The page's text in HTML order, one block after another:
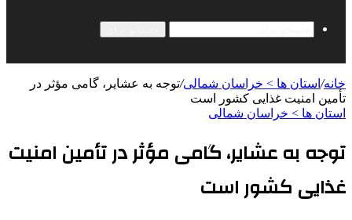
خانه/ استان ها > خراسان شمالی/توجه به عشایر، گامی مؤثر در
تأمین امنیت غذایی کشور است
استان ها > خراسان شمالی
توجه به عشایر، گامی مؤثر در تأمین امنیت
غذایی کشور است